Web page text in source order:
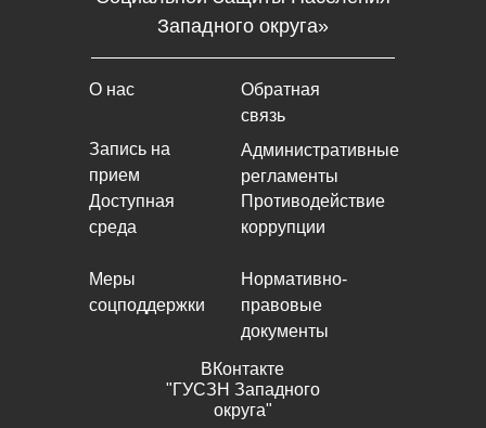
О нас
Противодействие
коррупции
Доступная
среда
Меры
соцподдержки
Обратная
связь
Административные
регламенты
Нормативно-
правовые
документы
Запись на
прием
ВКонтакте
"ГУСЗН Западного
округа"
Западного округа»